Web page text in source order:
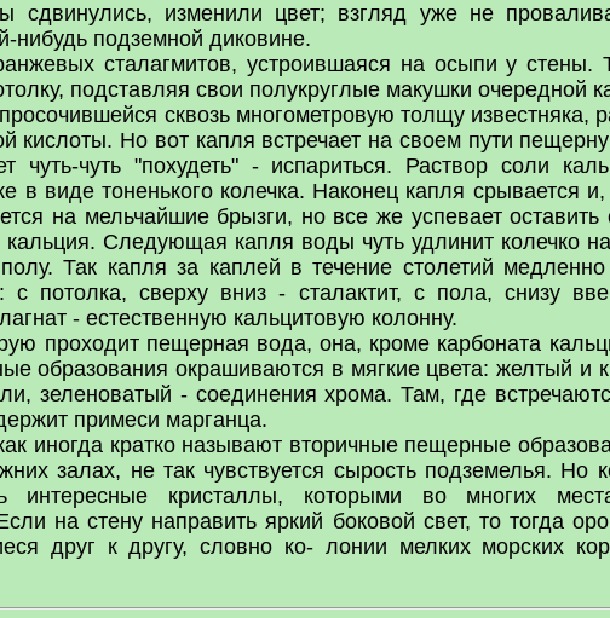
изменили цвет; взгляд уже не
нибудь подземной диковине.
сталагмитов, устроившаяся на осыпи у стены.
подставляя свои полукруглые макушки очередной
сквозь многометровую толщу известняка,
кислоты. Но вот капля встречает на своем пути
чуть-чуть "похудеть" - испариться. Раствор соли
в виде тоненького колечка. Наконец капля срывается
на мельчайшие брызги, но все же успевает
кальция. Следующая капля воды чуть удлинит колечко
Так капля за каплей в течение столетий медленно
с потолка, сверху вниз - сталактит, с пола, снизу
- естественную кальцитовую колонну.
проходит пещерная вода, она, кроме карбоната
образования окрашиваются в мягкие цвета: желтый и
зеленоватый - соединения хрома. Там, где
примеси марганца.
иногда кратко называют вторичные пещерные
залах, не так чувствуется сырость подземелья. Но
интересные кристаллы, которыми во многих
на стену направить яркий боковой свет, то тогда
друг к другу, словно ко- лонии мелких морских